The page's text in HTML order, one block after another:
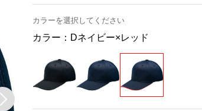
カラーを選択してください
カラー： Dネイビー×レッド